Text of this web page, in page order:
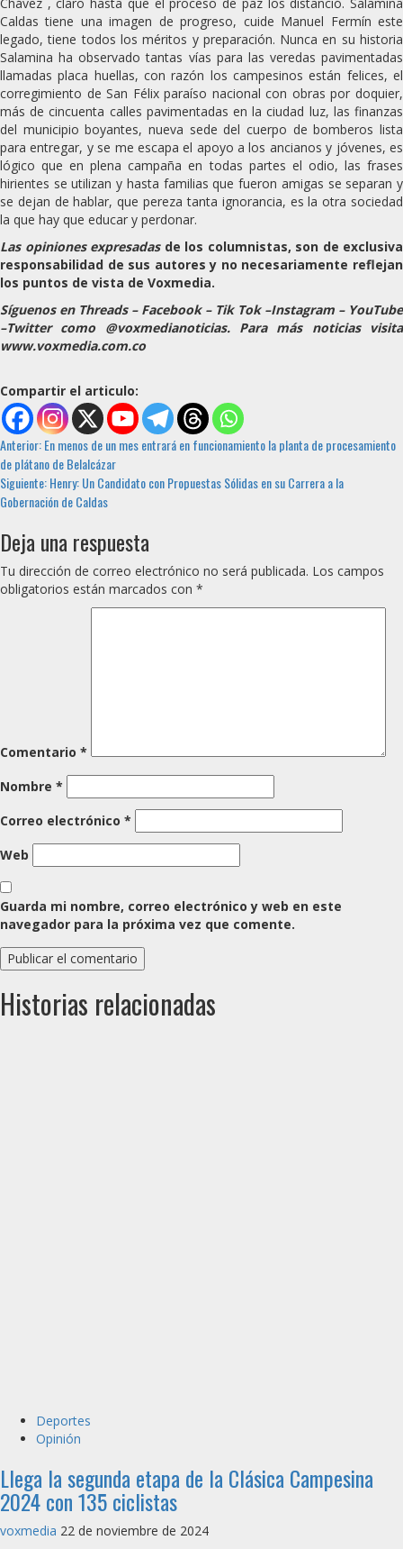
Caldas tiene una imagen de progreso, cuide Manuel Fermín este
legado, tiene todos los méritos y preparación. Nunca en su historia
Salamina ha observado tantas vías para las veredas pavimentadas
llamadas placa huellas, con razón los campesinos están felices, el
corregimiento de San Félix paraíso nacional con obras por doquier,
más de cincuenta calles pavimentadas en la ciudad luz, las finanzas
del municipio boyantes, nueva sede del cuerpo de bomberos lista
para entregar, y se me escapa el apoyo a los ancianos y jóvenes, es
lógico que en plena campaña en todas partes el odio, las frases
hirientes se utilizan y hasta familias que fueron amigas se separan y
se dejan de hablar, que pereza tanta ignorancia, es la otra sociedad
la que hay que educar y perdonar.
Las opiniones expresadasde los columnistas, son de exclusiva
responsabilidad de sus autores y no necesariamente reflejan
los puntos de vista de Voxmedia.
Síguenos en Threads – Facebook – Tik Tok –Instagram – YouTube
–Twitter como @voxmedianoticias. Para más noticias visita
www.voxmedia.com.co
Compartir el articulo:
Sigue
leyendo
Anterior:En menos de un mes entrará en funcionamiento la planta de procesamiento
de plátano de Belalcázar
Siguiente:Henry: Un Candidato con Propuestas Sólidas en su Carrera a la
Gobernación de Caldas
Deja una respuesta
Tu dirección de correo electrónico no será publicada. Los campos
obligatorios están marcados con *
Comentario *
Nombre *
Correo electrónico *
Web
Guarda mi nombre, correo electrónico y web en este
navegador para la próxima vez que comente.
Historias relacionadas
Deportes
Opinión
Llega la segunda etapa de la Clásica Campesina
2024 con 135 ciclistas
voxmedia 22 de noviembre de 2024